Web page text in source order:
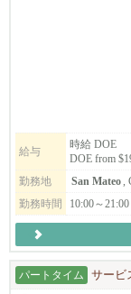
給与
時給 DOE
DOE from
勤務地
San Mateo,
勤務時間
10:00～21:00
パートタイム サービ